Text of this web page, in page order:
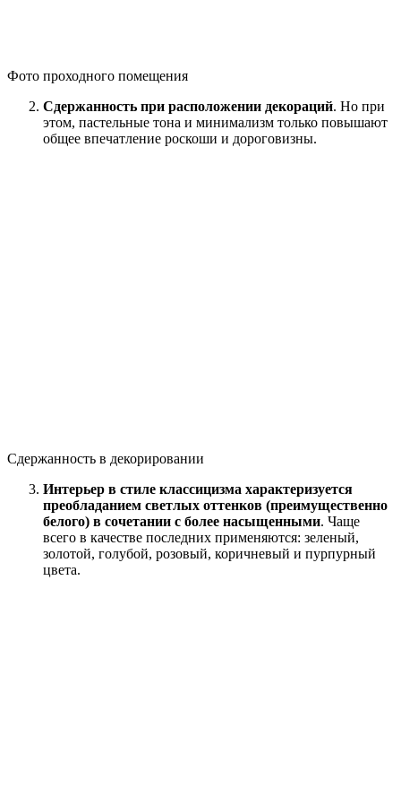
Фото проходного помещения
Сдержанность при расположении декораций. Но при
этом, пастельные тона и минимализм только повышают
общее впечатление роскоши и дороговизны.
Сдержанность в декорировании
Интерьер в стиле классицизма характеризуется
преобладанием светлых оттенков (преимущественно
белого) в сочетании с более насыщенными. Чаще
всего в качестве последних применяются: зеленый,
золотой, голубой, розовый, коричневый и пурпурный
цвета.